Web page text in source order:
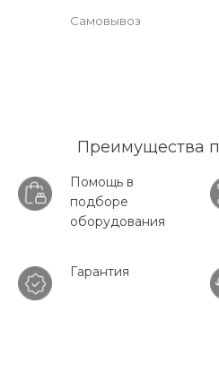
Самовывоз
Преимущества
Помощь в
подборе
оборудования
Гарантия